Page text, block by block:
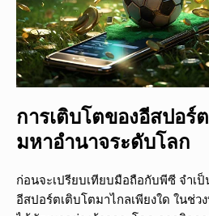
การเติบโตของอีสปอร์
มหาอำนาจระดับโลก
ก่อนจะเปรียบเทียบมือถือกับพีซี จำเ
อีสปอร์ตเติบโตมาไกลเพียงใด ในช่